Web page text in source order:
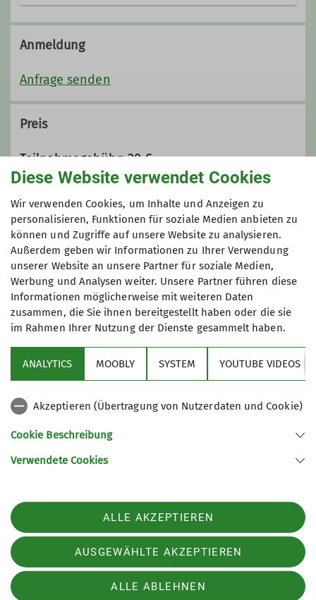
0175 5062471
Kontakt aufnehmen
Ämter
Trainer Tourenführer
Anmeldung
Anfrage senden
Preis
Teilnahmegebühr: 20 €
Maximale Teilnehmeranzahl
7
Bundesverband
Service
94419 Reisbach/Englmannsberg
Telefon +498734938842
Datenschutz-Einstellungen
Impressum
Diese Website verwendet Cookies
Wir verwenden Cookies, um Inhalte und Anzeigen zu
personalisieren, Funktionen für soziale Medien anbieten zu
können und Zugriffe auf unsere Website zu analysieren.
Außerdem geben wir Informationen zu Ihrer Verwendung
unserer Website an unsere Partner für soziale Medien,
Werbung und Analysen weiter. Unsere Partner führen diese
Informationen möglicherweise mit weiteren Daten
zusammen, die Sie ihnen bereitgestellt haben oder die sie
im Rahmen Ihrer Nutzung der Dienste gesammelt haben.
ANALYTICS MOOBLY SYSTEM YOUTUBE VIDEOS
Akzeptieren (Übertragung von Nutzerdaten und Cookie)
Cookie Beschreibung
Verwendete Cookies
ALLE AKZEPTIEREN
AUSGEWÄHLTE AKZEPTIEREN
ALLE ABLEHNEN